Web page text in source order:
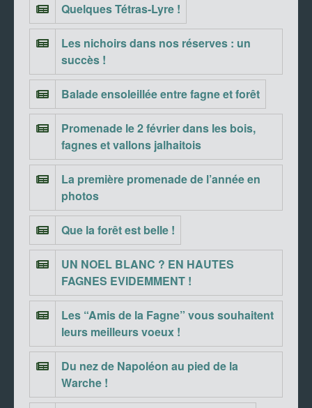
Quelques Tétras-Lyre !
Les nichoirs dans nos réserves : un
succès !
Balade ensoleillée entre fagne et forêt
Promenade le 2 février dans les bois,
fagnes et vallons jalhaitois
La première promenade de l’année en
photos
Que la forêt est belle !
UN NOEL BLANC ? EN HAUTES
FAGNES EVIDEMMENT !
Les “Amis de la Fagne” vous souhaitent
leurs meilleurs voeux !
Du nez de Napoléon au pied de la
Warche !